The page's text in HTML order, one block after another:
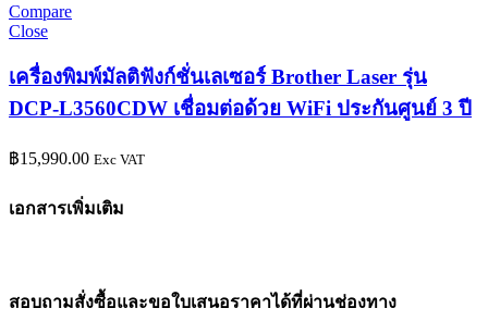
Compare
Close
เครื่องพิมพ์มัลติฟังก์ชั่นเลเซอร์ Brother Laser รุ่น
DCP-L3560CDW เชื่อมต่อด้วย WiFi ประกันศูนย์ 3 ปี
฿15,990.00 Exc VAT
เอกสารเพิ่มเติม
สอบถามสั่งซื้อและขอใบเสนอราคาได้ที่ผ่านช่องทาง